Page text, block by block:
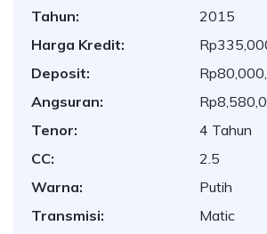
Tahun:
2015
Harga Kredit:
Deposit:
Angsuran:
Tenor:
4 Tahun
CC:
2.5
Warna:
Putih
Transmisi:
Matic